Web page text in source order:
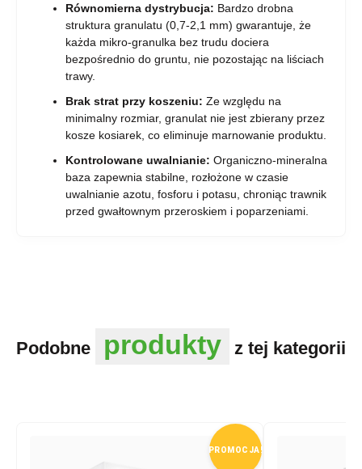
Równomierna dystrybucja: Bardzo drobna
struktura granulatu (0,7-2,1 mm) gwarantuje, że
każda mikro-granulka bez trudu dociera
bezpośrednio do gruntu, nie pozostając na liściach
trawy.
Brak strat przy koszeniu: Ze względu na
minimalny rozmiar, granulat nie jest zbierany przez
kosze kosiarek, co eliminuje marnowanie produktu.
Kontrolowane uwalnianie: Organiczno-mineralna
baza zapewnia stabilne, rozłożone w czasie
uwalnianie azotu, fosforu i potasu, chroniąc trawnik
przed gwałtownym przeroskiem i poparzeniami.
Podobne produkty z tej kategorii
PROMOCJA!